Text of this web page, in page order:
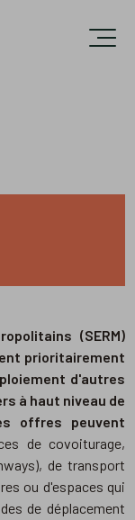
(SERM)
prioritairement
d'autres
à haut niveau de
offres peuvent
de covoiturage,
de transport
ou d'espaces qui
de déplacement